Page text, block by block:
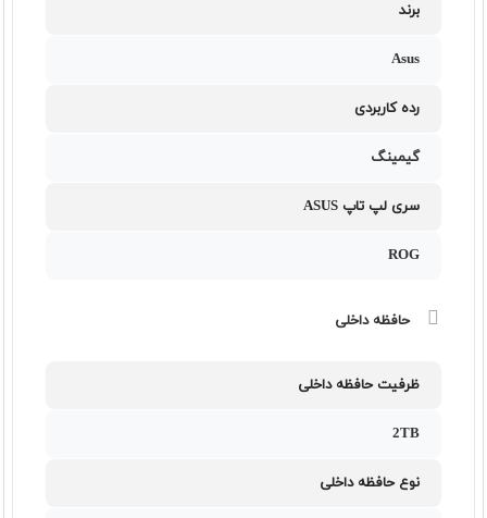
برند
Asus
رده کاربردی
گیمینگ
سری لپ تاپ ASUS
ROG
حافظه داخلی
ظرفیت حافظه داخلی
2TB
نوع حافظه داخلی